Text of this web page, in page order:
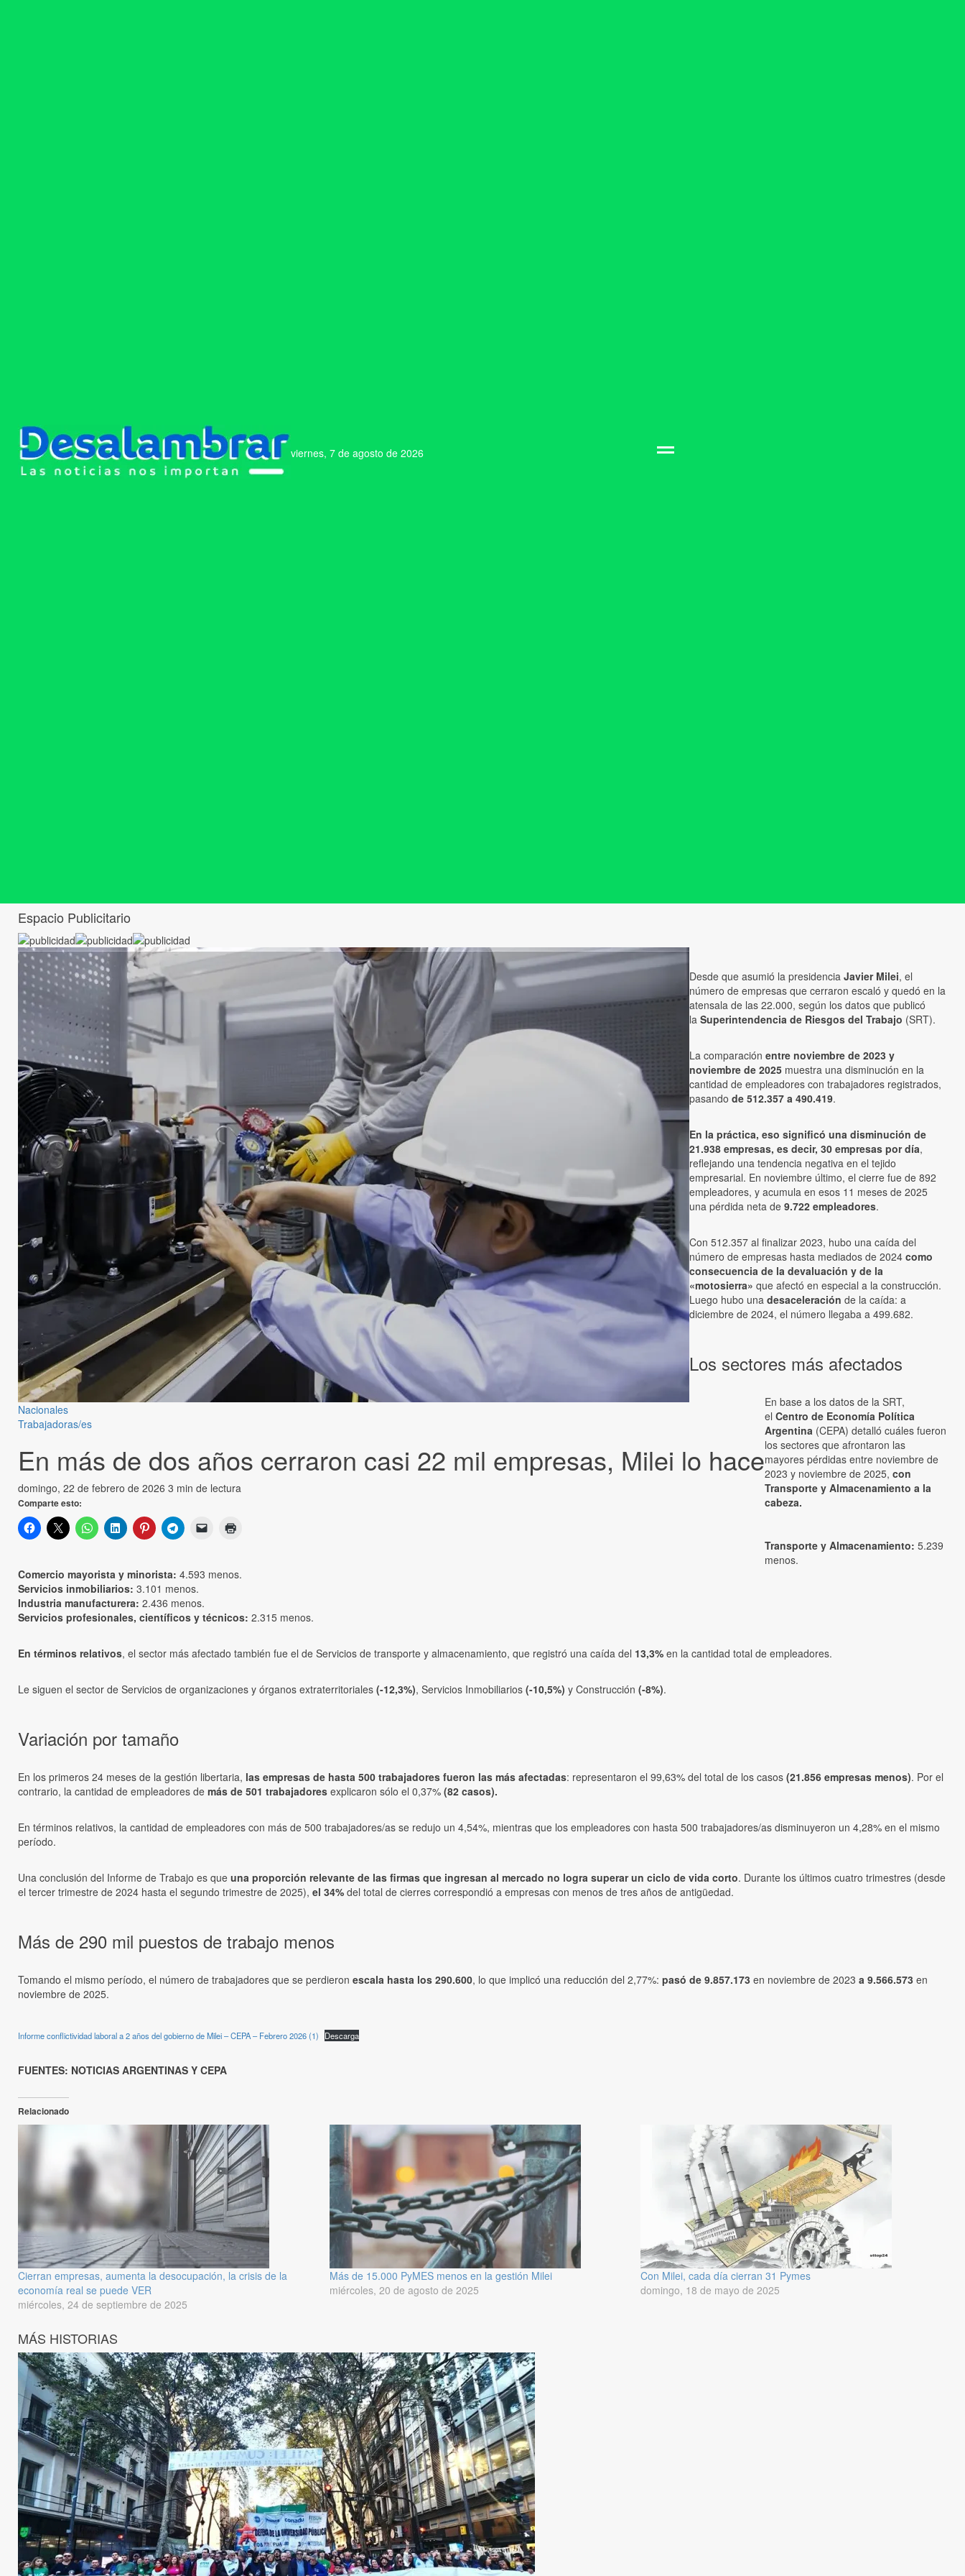
viernes, 7 de agosto de 2026
Espacio Publicitario
Nacionales
Trabajadoras/es
En más de dos años cerraron casi 22 mil empresas, Milei lo hace
domingo, 22 de febrero de 2026 3 min de lectura
Comparte esto:
Desde que asumió la presidencia Javier Milei, el
número de empresas que cerraron escaló y quedó en la
atensala de las 22.000, según los datos que publicó
la Superintendencia de Riesgos del Trabajo (SRT).
La comparación entre noviembre de 2023 y
noviembre de 2025 muestra una disminución en la
cantidad de empleadores con trabajadores registrados,
pasando de 512.357 a 490.419.
En la práctica, eso significó una disminución de
21.938 empresas, es decir, 30 empresas por día,
reflejando una tendencia negativa en el tejido
empresarial. En noviembre último, el cierre fue de 892
empleadores, y acumula en esos 11 meses de 2025
una pérdida neta de 9.722 empleadores.
Con 512.357 al finalizar 2023, hubo una caída del
número de empresas hasta mediados de 2024 como
consecuencia de la devaluación y de la
«motosierra» que afectó en especial a la construcción.
Luego hubo una desaceleración de la caída: a
diciembre de 2024, el número llegaba a 499.682.
Los sectores más afectados
En base a los datos de la SRT,
el Centro de Economía Política
Argentina (CEPA) detalló cuáles fueron
los sectores que afrontaron las
mayores pérdidas entre noviembre de
2023 y noviembre de 2025, con
Transporte y Almacenamiento a la
cabeza.
Transporte y Almacenamiento: 5.239
menos.
Comercio mayorista y minorista: 4.593 menos.
Servicios inmobiliarios: 3.101 menos.
Industria manufacturera: 2.436 menos.
Servicios profesionales, científicos y técnicos: 2.315 menos.
En términos relativos, el sector más afectado también fue el de Servicios de transporte y almacenamiento, que registró una caída del 13,3% en la cantidad total de empleadores.
Le siguen el sector de Servicios de organizaciones y órganos extraterritoriales (-12,3%), Servicios Inmobiliarios (-10,5%) y Construcción (-8%).
Variación por tamaño
En los primeros 24 meses de la gestión libertaria, las empresas de hasta 500 trabajadores fueron las más afectadas: representaron el 99,63% del total de los casos (21.856 empresas menos). Por el
contrario, la cantidad de empleadores de más de 501 trabajadores explicaron sólo el 0,37% (82 casos).
En términos relativos, la cantidad de empleadores con más de 500 trabajadores/as se redujo un 4,54%, mientras que los empleadores con hasta 500 trabajadores/as disminuyeron un 4,28% en el mismo
período.
Una conclusión del Informe de Trabajo es que una proporción relevante de las firmas que ingresan al mercado no logra superar un ciclo de vida corto. Durante los últimos cuatro trimestres (desde
el tercer trimestre de 2024 hasta el segundo trimestre de 2025), el 34% del total de cierres correspondió a empresas con menos de tres años de antigüedad.
Más de 290 mil puestos de trabajo menos
Tomando el mismo período, el número de trabajadores que se perdieron escala hasta los 290.600, lo que implicó una reducción del 2,77%: pasó de 9.857.173 en noviembre de 2023 a 9.566.573 en
noviembre de 2025.
Informe conflictividad laboral a 2 años del gobierno de Milei – CEPA – Febrero 2026 (1) Descarga
FUENTES: NOTICIAS ARGENTINAS Y CEPA
Relacionado
Cierran empresas, aumenta la desocupación, la crisis de la
economía real se puede VER
miércoles, 24 de septiembre de 2025
Más de 15.000 PyMES menos en la gestión Milei
miércoles, 20 de agosto de 2025
Con Milei, cada día cierran 31 Pymes
domingo, 18 de mayo de 2025
MÁS HISTORIAS